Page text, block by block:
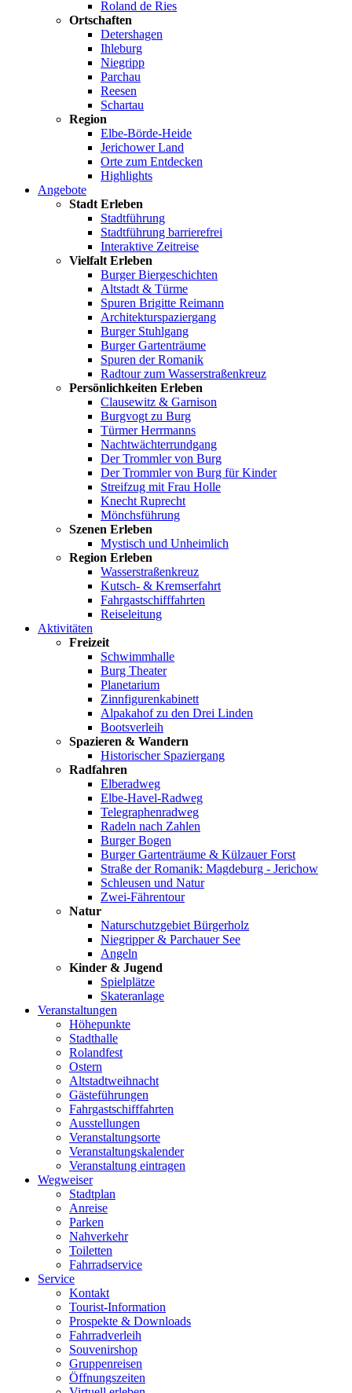
Roland de Ries
Ortschaften
Detershagen
Ihleburg
Niegripp
Parchau
Reesen
Schartau
Region
Elbe-Börde-Heide
Jerichower Land
Orte zum Entdecken
Highlights
Angebote
Stadt Erleben
Stadtführung
Stadtführung barrierefrei
Interaktive Zeitreise
Vielfalt Erleben
Burger Biergeschichten
Altstadt & Türme
Spuren Brigitte Reimann
Architekturspaziergang
Burger Stuhlgang
Burger Gartenträume
Spuren der Romanik
Radtour zum Wasserstraßenkreuz
Persönlichkeiten Erleben
Clausewitz & Garnison
Burgvogt zu Burg
Türmer Herrmanns
Nachtwächterrundgang
Der Trommler von Burg
Der Trommler von Burg für Kinder
Streifzug mit Frau Holle
Knecht Ruprecht
Mönchsführung
Szenen Erleben
Mystisch und Unheimlich
Region Erleben
Wasserstraßenkreuz
Kutsch- & Kremserfahrt
Fahrgastschifffahrten
Reiseleitung
Aktivitäten
Freizeit
Schwimmhalle
Burg Theater
Planetarium
Zinnfigurenkabinett
Alpakahof zu den Drei Linden
Bootsverleih
Spazieren & Wandern
Historischer Spaziergang
Radfahren
Elberadweg
Elbe-Havel-Radweg
Telegraphenradweg
Radeln nach Zahlen
Burger Bogen
Burger Gartenträume & Külzauer Forst
Straße der Romanik: Magdeburg - Jerichow
Schleusen und Natur
Zwei-Fährentour
Natur
Naturschutzgebiet Bürgerholz
Niegripper & Parchauer See
Angeln
Kinder & Jugend
Spielplätze
Skateranlage
Veranstaltungen
Höhepunkte
Stadthalle
Rolandfest
Ostern
Altstadtweihnacht
Gästeführungen
Fahrgastschifffahrten
Ausstellungen
Veranstaltungsorte
Veranstaltungskalender
Veranstaltung eintragen
Wegweiser
Stadtplan
Anreise
Parken
Nahverkehr
Toiletten
Fahrradservice
Service
Kontakt
Tourist-Information
Prospekte & Downloads
Fahrradverleih
Souvenirshop
Gruppenreisen
Öffnungszeiten